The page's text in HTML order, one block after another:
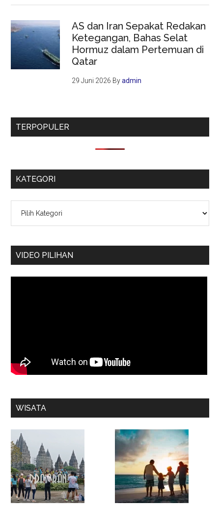
AS dan Iran Sepakat Redakan
Ketegangan, Bahas Selat
Hormuz dalam Pertemuan di
Qatar
29 Juni 2026 Byadmin
TERPOPULER
KATEGORI
VIDEO PILIHAN
WISATA